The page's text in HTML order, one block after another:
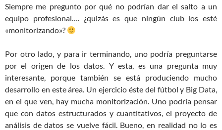
Siempre me pregunto por qué no podrían dar el salto a un
equipo profesional…. ¿quizás es que ningún club los esté
«monitorizando»?
Por otro lado, y para ir terminando, uno podría preguntarse
por el origen de los datos. Y esta, es una pregunta muy
interesante, porque también se está produciendo mucho
desarrollo en este área. Un ejercicio éste del fútbol y Big Data,
en el que ven, hay mucha monitorización. Uno podría pensar
que con datos estructurados y cuantitativos, el proyecto de
análisis de datos se vuelve fácil. Bueno, en realidad no lo es